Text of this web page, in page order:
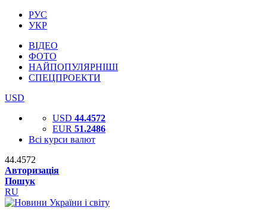
РУС
УКР
ВІДЕО
ФОТО
НАЙПОПУЛЯРНІШІ
СПЕЦПРОЕКТИ
USD
USD 44.4572
EUR 51.2486
Всі курси валют
44.4572
Авторизація
Пошук
RU